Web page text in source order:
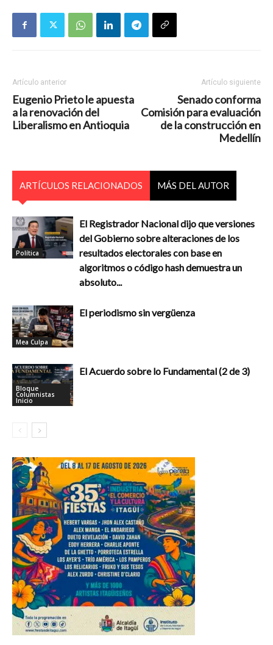
Artículo anterior
Eugenio Prieto le apuesta
a la renovación del
Liberalismo en Antioquia
Artículo siguiente
Senado conforma
Comisión para evaluación
de la construcción en
Medellín
ARTÍCULOS RELACIONADOS MÁS DEL AUTOR
Política
El Registrador Nacional dijo que versiones
del Gobierno sobre alteraciones de los
resultados electorales con base en
algoritmos o código hash demuestra un
absoluto...
Mea Culpa
El periodismo sin vergüenza
Bloque
Columnistas
Inicio
El Acuerdo sobre lo Fundamental (2 de 3)